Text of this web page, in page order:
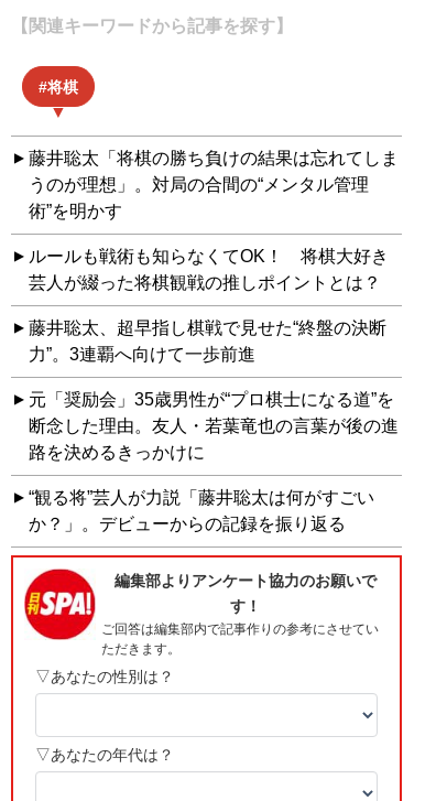
【関連キーワードから記事を探す】
将棋
藤井聡太「将棋の勝ち負けの結果は忘れてしま
うのが理想」。対局の合間の“メンタル管理
術”を明かす
ルールも戦術も知らなくてOK！ 将棋大好き
芸人が綴った将棋観戦の推しポイントとは？
藤井聡太、超早指し棋戦で見せた“終盤の決断
力”。3連覇へ向けて一歩前進
元「奨励会」35歳男性が“プロ棋士になる道”を
断念した理由。友人・若葉竜也の言葉が後の進
路を決めるきっかけに
“観る将”芸人が力説「藤井聡太は何がすごい
か？」。デビューからの記録を振り返る